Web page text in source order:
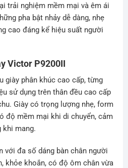
trải nghiệm mềm mại và êm ái
pha bật nhảy dễ dàng, nhẹ
cao đáng kể hiệu suất người
Victor P9200II
giày phân khúc cao cấp, từng
sử dụng trên thân đều cao cấp
Giày có trọng lượng nhẹ, form
độ mềm mại khi di chuyển, cảm
khi mang.
với đa số dáng bàn chân người
khỏe khoắn, có độ ôm chân vừa